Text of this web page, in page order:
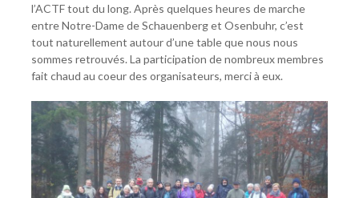
l’ACTF tout du long. Après quelques heures de marche
entre Notre-Dame de Schauenberg et Osenbuhr, c’est
tout naturellement autour d’une table que nous nous
sommes retrouvés. La participation de nombreux membres
fait chaud au coeur des organisateurs, merci à eux.